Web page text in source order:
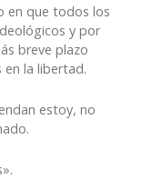
en que todos los
y por
breve plazo
la libertad.
estoy, no